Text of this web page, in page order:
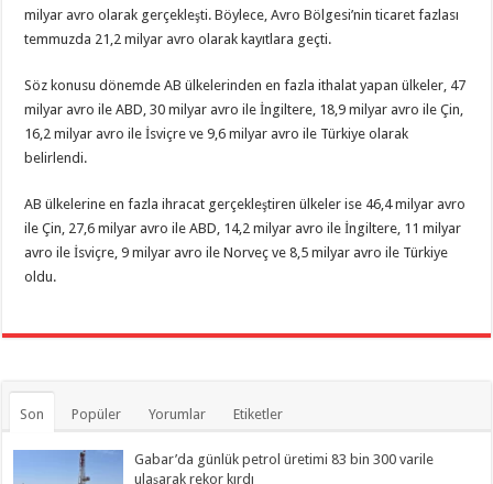
milyar avro olarak gerçekleşti. Böylece, Avro Bölgesi’nin ticaret fazlası
temmuzda 21,2 milyar avro olarak kayıtlara geçti.
Söz konusu dönemde AB ülkelerinden en fazla ithalat yapan ülkeler, 47
milyar avro ile ABD, 30 milyar avro ile İngiltere, 18,9 milyar avro ile Çin,
16,2 milyar avro ile İsviçre ve 9,6 milyar avro ile Türkiye olarak
belirlendi.
AB ülkelerine en fazla ihracat gerçekleştiren ülkeler ise 46,4 milyar avro
ile Çin, 27,6 milyar avro ile ABD, 14,2 milyar avro ile İngiltere, 11 milyar
avro ile İsviçre, 9 milyar avro ile Norveç ve 8,5 milyar avro ile Türkiye
oldu.
Son Popüler Yorumlar Etiketler
Gabar’da günlük petrol üretimi 83 bin 300 varile
ulaşarak rekor kırdı